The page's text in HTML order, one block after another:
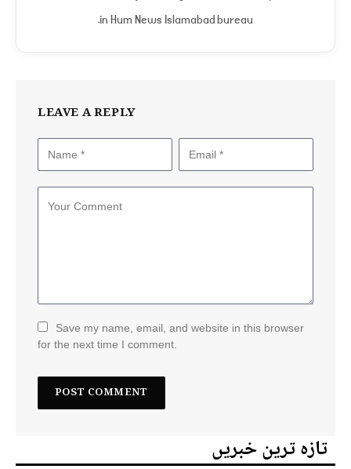
in Hum News Islamabad bureau.
LEAVE A REPLY
Save my name, email, and website in this browser
for the next time I comment.
تازہ ترین خبریں